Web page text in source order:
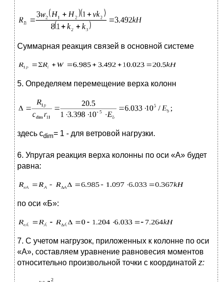
Суммарная реакция связей в основной системе
5. Определяем перемещение верха колонн
здесь сdim= 1 - для ветровой нагрузки.
6. Упругая реакция верха колонны по оси «А» будет
равна:
по оси «Б»:
7. С учетом нагрузок, приложенных к колонне по оси
«А», составляем уравнение равновесия моментов
относительно произвольной точки с координатой z: